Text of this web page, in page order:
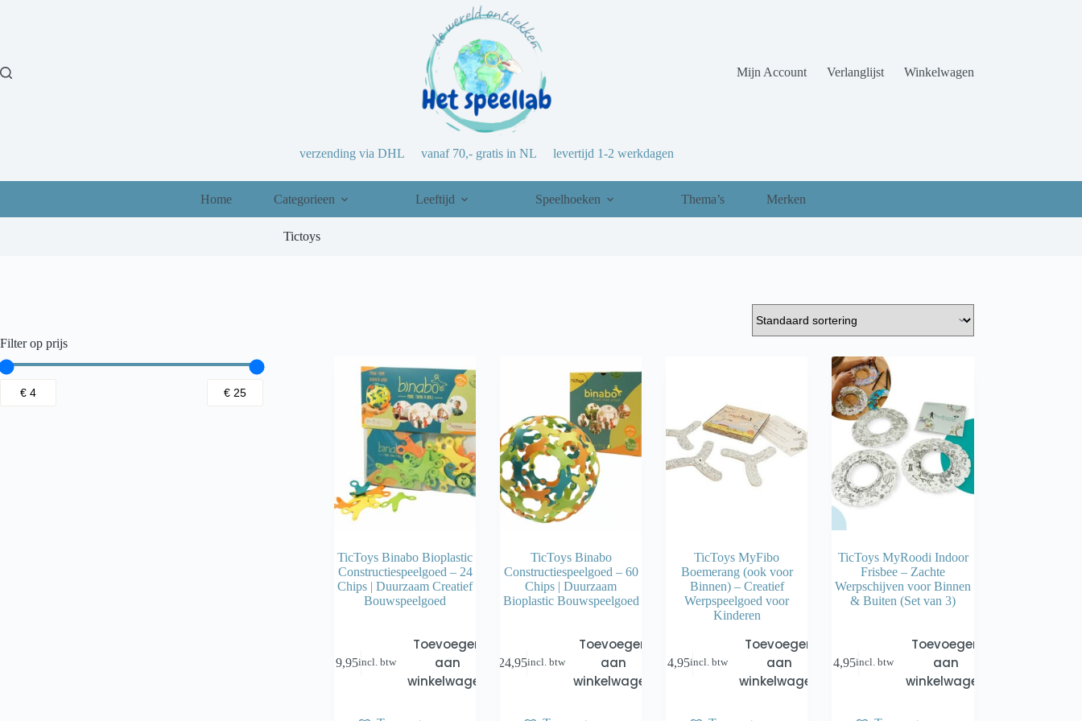
Mijn Account
Verlanglijst Winkelwagen
verzending via DHL vanaf 70,- gratis in NL levertijd 1-2 werkdagen
Home Categorieen Leeftijd Speelhoeken Thema’s Merken
Tictoys
TicToys Binabo Bioplastic
Constructiespeelgoed – 24
Chips | Duurzaam Creatief
Bouwspeelgoed
9,95incl. btw
Toevoegen
aan
winkelwagen
TicToys Binabo
Constructiespeelgoed – 60
Chips | Duurzaam
Bioplastic Bouwspeelgoed
24,95incl. btw
Toevoegen
aan
winkelwagen
TicToys MyFibo
Boemerang (ook voor
Binnen) – Creatief
Werpspeelgoed voor
Kinderen
4,95incl. btw
Toevoegen
aan
winkelwagen
TicToys MyRoodi Indoor
Frisbee – Zachte
Werpschijven voor Binnen
& Buiten (Set van 3)
4,95incl. btw
Toevoegen
aan
winkelwagen
Filter op prijs